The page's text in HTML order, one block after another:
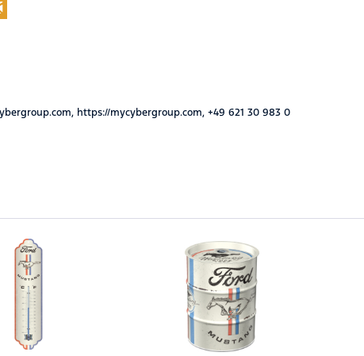
https://mycybergroup.com, +49 621 30 983 0